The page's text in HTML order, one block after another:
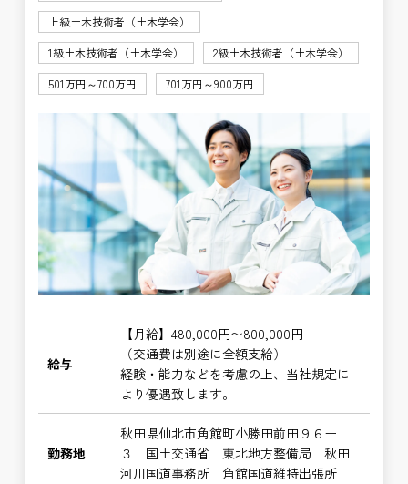
上級土木技術者（土木学会）
1級土木技術者（土木学会）
2級土木技術者（土木学会）
501万円～700万円
701万円～900万円
給与
【月給】480,000円〜800,000円
（交通費は別途に全額支給）
経験・能力などを考慮の上、当社規定に
より優遇致します。
勤務地
秋田県仙北市角館町小勝田前田９６ー
３ 国土交通省 東北地方整備局 秋田
河川国道事務所 角館国道維持出張所